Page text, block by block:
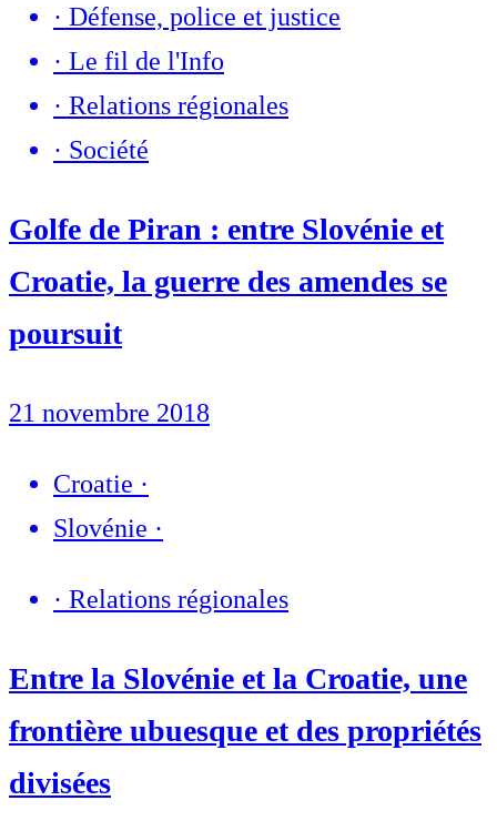
· Défense, police et justice
· Le fil de l'Info
· Relations régionales
· Société
Golfe de Piran : entre Slovénie et
Croatie, la guerre des amendes se
poursuit
21 novembre 2018
Croatie ·
Slovénie ·
· Relations régionales
Entre la Slovénie et la Croatie, une
frontière ubuesque et des propriétés
divisées